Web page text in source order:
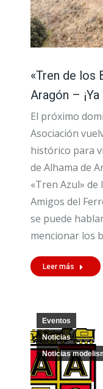
«Tren de los
Aragón –
El próximo
Asociación
histórico para
de Alhama de
«Tren Azul» de
Amigos del
se puede
mencionar los
Leer más
Eventos
Noticias
Noticias